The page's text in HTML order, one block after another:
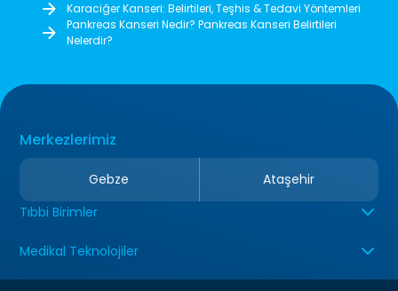
Karaciğer Kanseri: Belirtileri, Teşhis & Tedavi Yöntemleri
Pankreas Kanseri Nedir? Pankreas Kanseri Belirtileri
Nelerdir?
Merkezlerimiz
Gebze
Ataşehir
Tıbbi Birimler
Medikal Teknolojiler